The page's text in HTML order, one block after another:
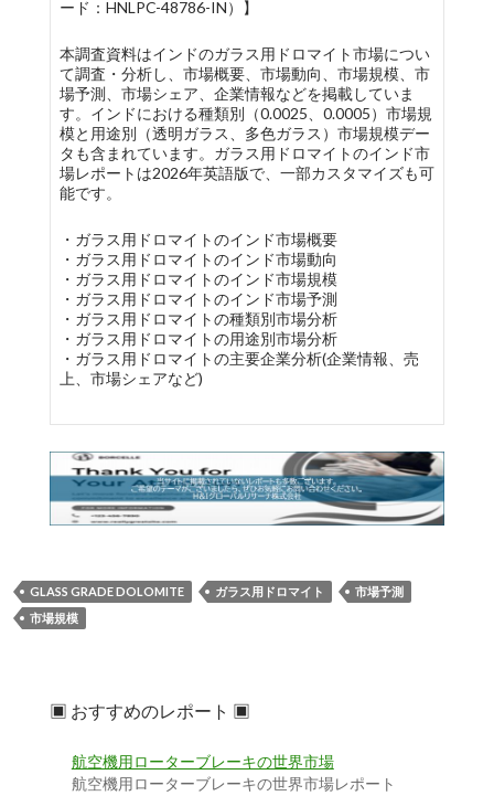
ード：HNLPC-48786-IN）】
本調査資料はインドのガラス用ドロマイト市場につい
て調査・分析し、市場概要、市場動向、市場規模、市
場予測、市場シェア、企業情報などを掲載していま
す。インドにおける種類別（0.0025、0.0005）市場規
模と用途別（透明ガラス、多色ガラス）市場規模デー
タも含まれています。ガラス用ドロマイトのインド市
場レポートは2026年英語版で、一部カスタマイズも可
能です。
・ガラス用ドロマイトのインド市場概要
・ガラス用ドロマイトのインド市場動向
・ガラス用ドロマイトのインド市場規模
・ガラス用ドロマイトのインド市場予測
・ガラス用ドロマイトの種類別市場分析
・ガラス用ドロマイトの用途別市場分析
・ガラス用ドロマイトの主要企業分析(企業情報、売
上、市場シェアなど)
GLASS GRADE DOLOMITE ガラス用ドロマイト
市場予測
市場規模
▣ おすすめのレポート ▣
航空機用ローターブレーキの世界市場
航空機用ローターブレーキの世界市場レポート